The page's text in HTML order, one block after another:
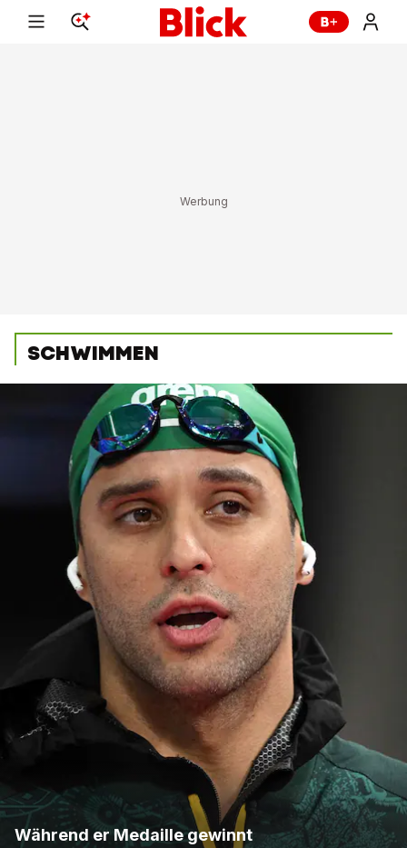
SCHWIMMEN
Während er Medaille gewinnt